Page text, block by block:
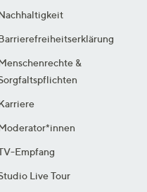
&
Empfang
Live Tour